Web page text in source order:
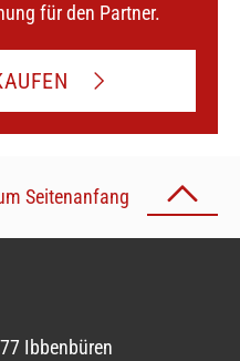
für den Partner.
Seitenanfang
Ibbenbüren